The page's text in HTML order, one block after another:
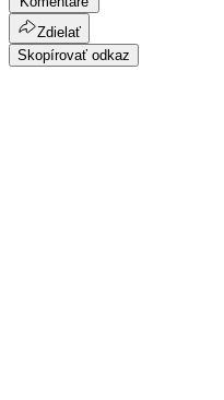
Zdielať
Skopírovať odkaz